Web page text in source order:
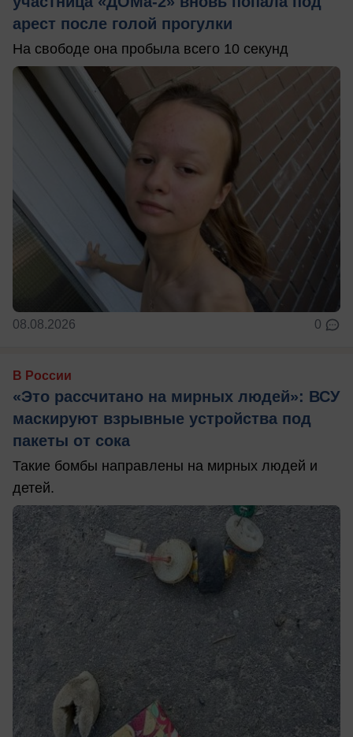
арест после голой прогулки
На свободе она пробыла всего 10 секунд
08.08.2026 0
В России
«Это рассчитано на мирных людей»: ВСУ
маскируют взрывные устройства под
пакеты от сока
Такие бомбы направлены на мирных людей и
детей.